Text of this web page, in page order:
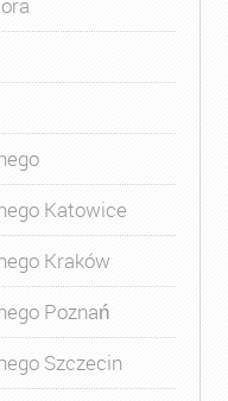
Katowice
Kraków
Poznań
Szczecin